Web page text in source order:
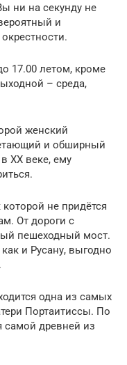
ни на секунду не
и
17.00 летом, кроме
– среда,
женский
и обширный
ХХ веке, ему
не придётся
От дороги с
пешеходный мост.
и Русану, выгодно
одна из самых
Портаитиссы. По
самой древней из